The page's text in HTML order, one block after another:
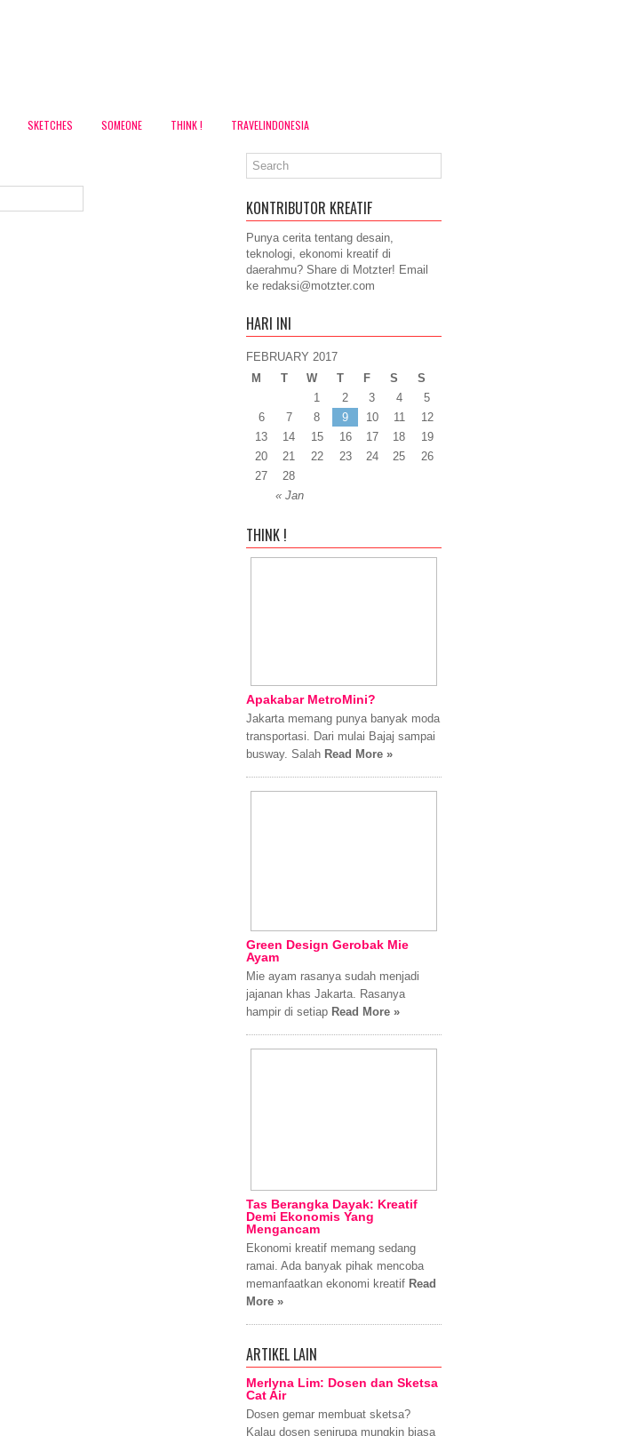
SKETCHES SOMEONE THINK ! TRAVELINDONESIA
KONTRIBUTOR KREATIF
Punya cerita tentang desain,
teknologi, ekonomi kreatif di
daerahmu? Share di Motzter! Email
ke redaksi@motzter.com
HARI INI
FEBRUARY 2017
M
T W T F S S
« Jan
1 2 3 4
5
6
7 8 9 10 11
12
13
14 15 16 17 18
19
20
21 22 23 24 25
26
27
28
THINK !
Apakabar MetroMini?
Jakarta memang punya banyak moda
transportasi. Dari mulai Bajaj sampai
busway. Salah Read More »
Green Design Gerobak Mie
Ayam
Mie ayam rasanya sudah menjadi
jajanan khas Jakarta. Rasanya
hampir di setiap Read More »
Tas Berangka Dayak: Kreatif
Demi Ekonomis Yang
Mengancam
Ekonomi kreatif memang sedang
ramai. Ada banyak pihak mencoba
memanfaatkan ekonomi kreatif Read
More »
ARTIKEL LAIN
Merlyna Lim: Dosen dan Sketsa
Cat Air
Dosen gemar membuat sketsa?
Kalau dosen senirupa mungkin biasa